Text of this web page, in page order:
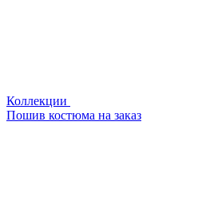
Коллекции
Пошив костюма на заказ